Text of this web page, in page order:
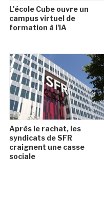
L'école Cube ouvre un
campus virtuel de
formation à l'IA
Après le rachat, les
syndicats de SFR
craignent une casse
sociale